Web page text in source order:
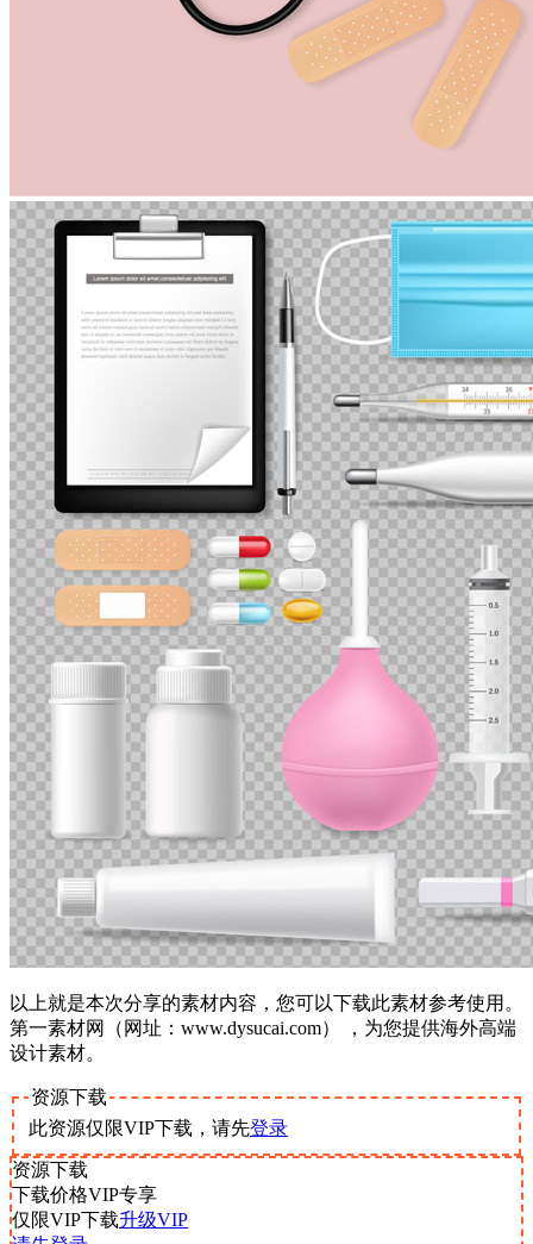
以上就是本次分享的素材内容，您可以下载此素材参考使用。
第一素材网（网址：www.dysucai.com） ，为您提供海外高端
设计素材。
资源下载
此资源仅限VIP下载，请先登录
资源下载
下载价格VIP专享
仅限VIP下载升级VIP